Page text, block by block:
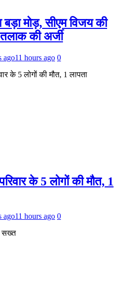
मोड़, सीएम विजय की
की अर्जी
ago11 hours ago 0
के 5 लोगों की मौत, 1 लापता
के 5 लोगों की मौत, 1
ago11 hours ago 0
सख्त